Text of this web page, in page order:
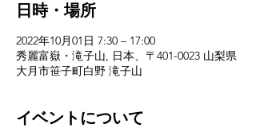
日時・場所
2022年10月01日 7:30 – 17:00
秀麗富嶽・滝子山, 日本、〒401-0023 山梨県
大月市笹子町白野 滝子山
イベントについて